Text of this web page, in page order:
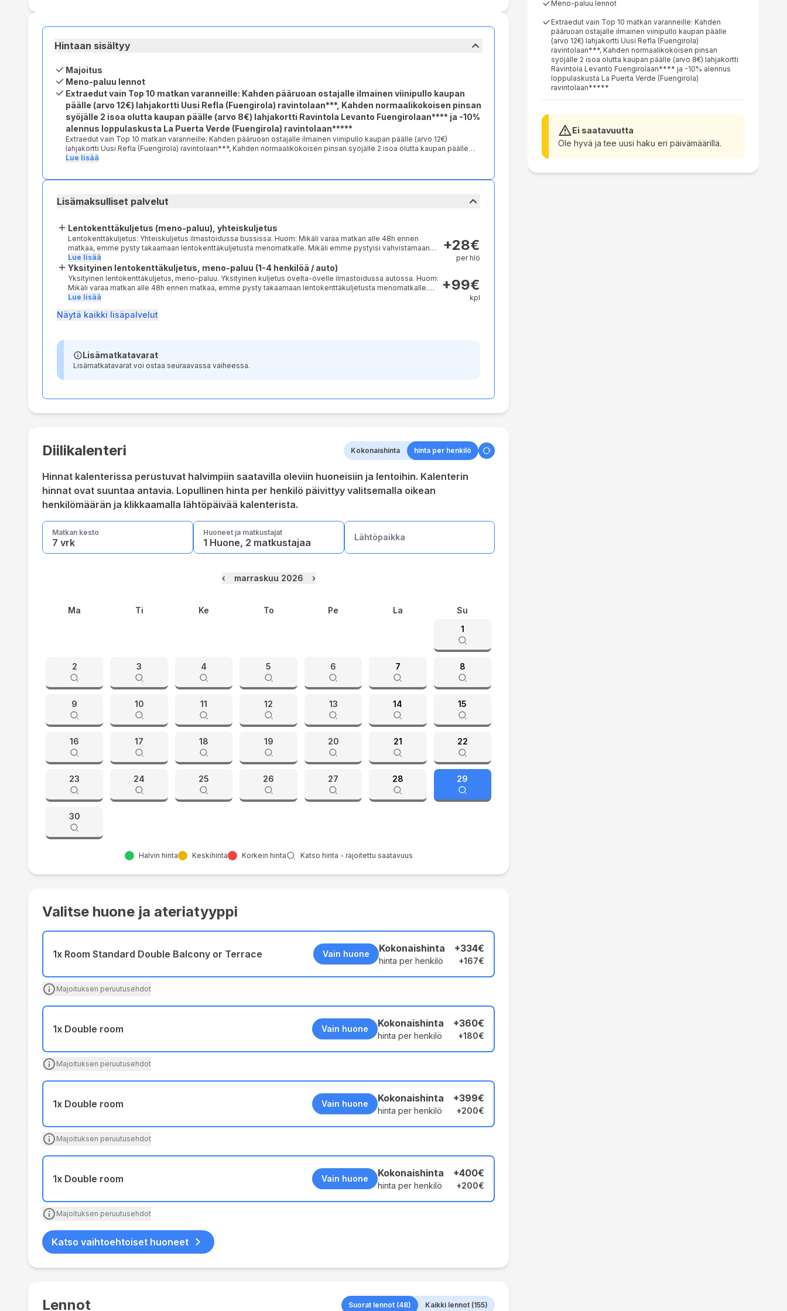
Hintaan sisältyy
Majoitus
Meno-paluu lennot
Extraedut vain Top 10 matkan varanneille: Kahden pääruoan ostajalle ilmainen viinipullo kaupan
päälle (arvo 12€) lahjakortti Uusi Refla (Fuengirola) ravintolaan***, Kahden normaalikokoisen pinsan
syöjälle 2 isoa olutta kaupan päälle (arvo 8€) lahjakortti Ravintola Levanto Fuengirolaan**** ja -10%
alennus loppulaskusta La Puerta Verde (Fuengirola) ravintolaan*****
Extraedut vain Top 10 matkan varanneille: Kahden pääruoan ostajalle ilmainen viinipullo kaupan päälle (arvo 12€)
lahjakortti Uusi Refla (Fuengirola) ravintolaan***, Kahden normaalikokoisen pinsan syöjälle 2 isoa olutta kaupan päälle
(arvo 8€) lahjakortti Ravintola Levanto Fuengirolaan**** ja -10% alennus loppulaskusta La Puerta Verde (Fuengirola)
varausvahvistuksesi. Asiakas vastaa itse ravintolavarauksesta. ***** La Puerta Verde, Fuengirola. -10% alennus
loppulaskusta koodilla TOP10 ja näyttämällä varausvahvistuksesi. Asiakas vastaa itse ravintolavarauksesta.
Lue lisää
Lisämaksulliset palvelut
Lentokenttäkuljetus (meno-paluu), yhteiskuljetus
Lentokenttäkuljetus: Yhteiskuljetus ilmastoidussa bussissa. Huom: Mikäli varaa matkan alle 48h ennen
matkaa, emme pysty takaamaan lentokenttäkuljetusta menomatkalle. Mikäli emme pystyisi vahvistamaan
lentokenttäkuljetusta menomatkalle viime hetken varauksesta johtuen, ilmoitamme tästä ennen lähtöä, ja
hyvitämme menokuljetuksen osuuden matkapaketin hinnasta matkan jälkeen. Viime hetken varauksissa,
mikäli menokuljetus on tärkeä, tarkista saatavuus asiakaspalvelusta.
Lue lisää
+28€
per hlö
Yksityinen lentokenttäkuljetus, meno-paluu (1-4 henkilöä / auto)
Yksityinen lentokenttäkuljetus, meno-paluu. Yksityinen kuljetus ovelta-ovelle ilmastoidussa autossa. Huom:
Mikäli varaa matkan alle 48h ennen matkaa, emme pysty takaamaan lentokenttäkuljetusta menomatkalle.
Mikäli emme pystyisi vahvistamaan lentokenttäkuljetusta menomatkalle viime hetken varauksesta johtuen,
jälkeen. Viime hetken varauksissa, varmista saatavuus.
Lue lisää
+99€
kpl
Näytä kaikki lisäpalvelut
Lisämatkatavarat
Lisämatkatavarat voi ostaa seuraavassa vaiheessa.
Diilikalenteri Kokonaishinta hinta per henkilö
Hinnat kalenterissa perustuvat halvimpiin saatavilla oleviin huoneisiin ja lentoihin. Kalenterin
hinnat ovat suuntaa antavia. Lopullinen hinta per henkilö päivittyy valitsemalla oikean
henkilömäärän ja klikkaamalla lähtöpäivää kalenterista.
7 vrk
Matkan kesto
1 Huone, 2 matkustajaa
Huoneet ja matkustajat Lähtöpaikka
‹ marraskuu 2026 ›
Ma Ti Ke To Pe La
Su
1
2 3 4 5 6 7 8
9 10 11 12 13 14 15
16 17 18 19 20 21 22
23 24 25 26 27 28 29
30
Halvin hinta Keskihinta Korkein hinta Katso hinta - rajoitettu saatavuus
Valitse huone ja ateriatyyppi
1x Room Standard Double Balcony or Terrace Vain huone Kokonaishinta +334€
hinta per henkilö +167€
Majoituksen peruutusehdot
1x Double room Vain huone Kokonaishinta +360€
hinta per henkilö +180€
Majoituksen peruutusehdot
1x Double room Vain huone Kokonaishinta +399€
hinta per henkilö +200€
Majoituksen peruutusehdot
1x Double room Vain huone Kokonaishinta +400€
hinta per henkilö +200€
Majoituksen peruutusehdot
Katso vaihtoehtoiset huoneet
Lennot Suorat lennot (48) Kaikki lennot (155)
Meno-paluu lennot
Extraedut vain Top 10 matkan varanneille: Kahden
pääruoan ostajalle ilmainen viinipullo kaupan päälle
(arvo 12€) lahjakortti Uusi Refla (Fuengirola)
ravintolaan***, Kahden normaalikokoisen pinsan
syöjälle 2 isoa olutta kaupan päälle (arvo 8€) lahjakortti
Ravintola Levanto Fuengirolaan**** ja -10% alennus
loppulaskusta La Puerta Verde (Fuengirola)
ravintolaan*****
Ei saatavuutta
Ole hyvä ja tee uusi haku eri päivämäärillä.